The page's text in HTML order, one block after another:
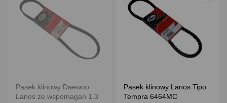
Pasek klinowy Daewoo
Lanos ze wspomagan 1.3
Pasek klinowy Lanos Tipo
Tempra 6464MC